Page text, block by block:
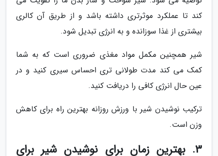
کند تا عملکرد موثرتری داشته باشد و از طریق آن کالری
بیشتری از غذا سوزانده و به انرژی تبدیل شود.
شیر همچنین مکمل مواد مغذی ضروری است که به شما
کمک می کند مدت طولانی تری احساس سیری کنید و در
عین حال انرژی کافی را دریافت کنید.
ترکیب نوشیدن شیر با ورزش روزانه بهترین راه برای کاهش
وزن است.
3. بهترین زمان برای نوشیدن شیر برای